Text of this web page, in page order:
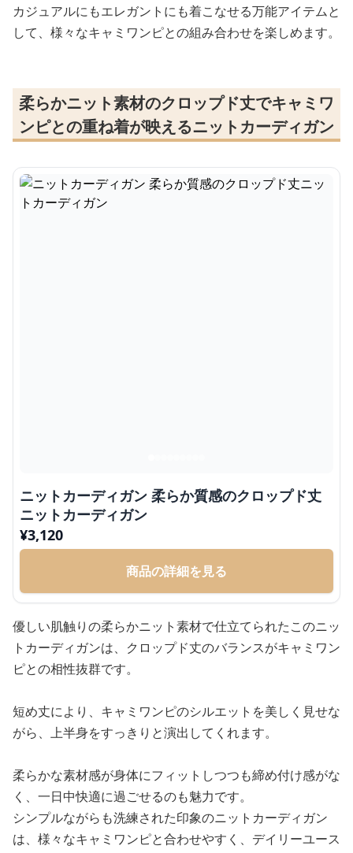
カジュアルにもエレガントにも着こなせる万能アイテムと
して、様々なキャミワンピとの組み合わせを楽しめます。
柔らかニット素材のクロップド丈でキャミワ
ンピとの重ね着が映えるニットカーディガン
ニットカーディガン 柔らか質感のクロップド丈
ニットカーディガン
¥3,120
商品の詳細を見る
優しい肌触りの柔らかニット素材で仕立てられたこのニッ
トカーディガンは、クロップド丈のバランスがキャミワン
ピとの相性抜群です。
短め丈により、キャミワンピのシルエットを美しく見せな
がら、上半身をすっきりと演出してくれます。
柔らかな素材感が身体にフィットしつつも締め付け感がな
く、一日中快適に過ごせるのも魅力です。
シンプルながらも洗練された印象のニットカーディガン
は、様々なキャミワンピと合わせやすく、デイリーユース